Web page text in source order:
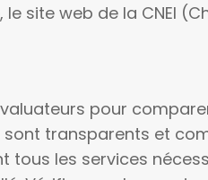
site web de la CNEI
pour
transparents et
tous les services